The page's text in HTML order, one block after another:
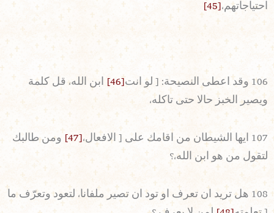
احتياجاتهم، [45]
106 وقد اعطى النصيحة: [ لو انت [46]
ابن الله، قل كلمة
ويصير الخبز حالا حتى تاكله،
107 ايها الشيطان من اقامك على [ الافعال، [47]
ومن طالبك
لتقول من هو ابن الله،؟
108 هل تريد ان تعرف او تود ان تصير ملفانا، لتعود وتعرّف ما